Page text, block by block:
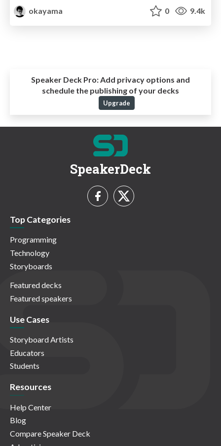
okayama
0 9.4k
Speaker Deck Pro:Add privacy options and
schedule the publishing of your decks
Upgrade
SpeakerDeck
Top Categories
Programming
Technology
Storyboards
Featured decks
Featured speakers
Use Cases
Storyboard Artists
Educators
Students
Resources
Help Center
Blog
Compare Speaker Deck